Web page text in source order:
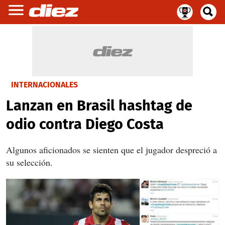
INTERNACIONALES
Lanzan en Brasil hashtag de
odio contra Diego Costa
Algunos aficionados se sienten que el jugador despreció a
su selección.